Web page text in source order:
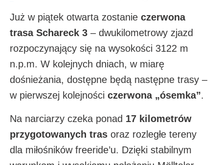
Już w piątek otwarta zostanie czerwona
trasa Schareck 3 – dwukilometrowy zjazd
rozpoczynający się na wysokości 3122 m
n.p.m. W kolejnych dniach, w miarę
dośnieżania, dostępne będą następne trasy –
w pierwszej kolejności czerwona „ósemka”.
Na narciarzy czeka ponad 17 kilometrów
przygotowanych tras oraz rozległe tereny
dla miłośników freeride’u. Dzięki stabilnym